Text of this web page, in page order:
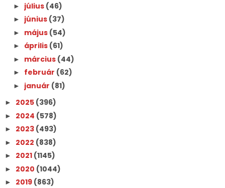
► július (46)
► június (37)
► május (54)
► április (61)
► március (44)
► február (62)
► január (81)
► 2025 (396)
► 2024 (578)
► 2023 (493)
► 2022 (838)
► 2021 (1145)
► 2020 (1044)
► 2019 (863)